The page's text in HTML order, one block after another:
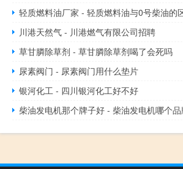
轻质燃料油厂家 - 轻质燃料油与0号柴油的
川港天然气 - 川港燃气有限公司招聘
草甘膦除草剂 - 草甘膦除草剂喝了会死吗
尿素阀门 - 尿素阀门用什么垫片
银河化工 - 四川银河化工好不好
柴油发电机那个牌子好 - 柴油发电机哪个